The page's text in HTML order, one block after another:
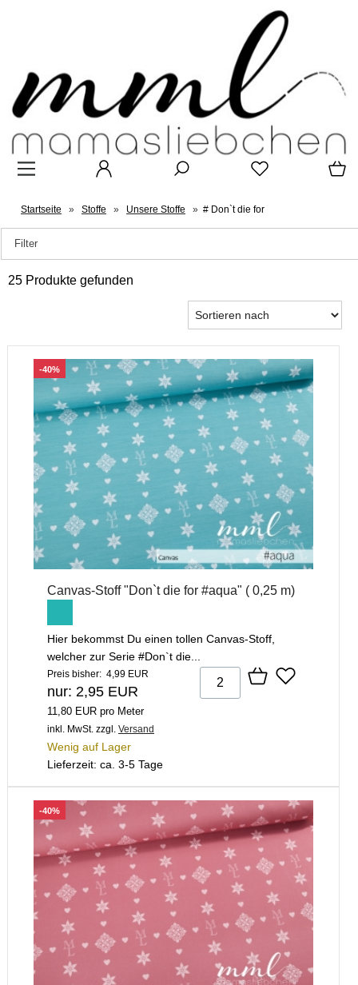
Startseite » Stoffe » Unsere Stoffe » # Don`t die for
Filter
25 Produkte gefunden
-40%
Canvas-Stoff "Don`t die for #aqua" ( 0,25 m)
Hier bekommst Du einen tollen Canvas-Stoff,
welcher zur Serie #Don`t die...
Preis bisher: 4,99 EUR
nur: 2,95 EUR
11,80 EUR pro Meter
inkl. MwSt. zzgl. Versand
Wenig auf Lager
Lieferzeit: ca. 3-5 Tage
-40%